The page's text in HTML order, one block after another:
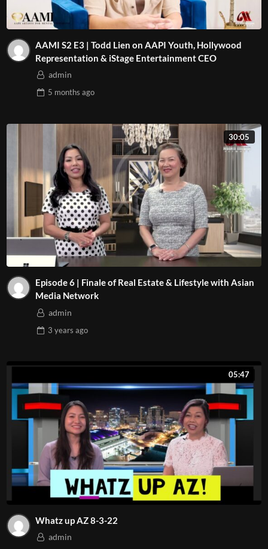
Đừng bỏ lỡ cơ hội này để tìm hiểu cách bạn có thể thực
AAMI S2 E3 | Todd Lien on AAPI Youth, Hollywood
Representation & iStage Entertainment CEO
admin
5 months ago
30:05
Episode 6 | Finale of Real Estate & Lifestyle with Asian
Media Network
admin
3 years ago
05:47
Whatz up AZ 8-3-22
admin